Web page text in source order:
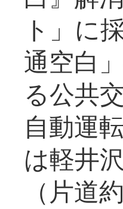
ト」に
通空白
る公共
自動運
は軽井
（片道